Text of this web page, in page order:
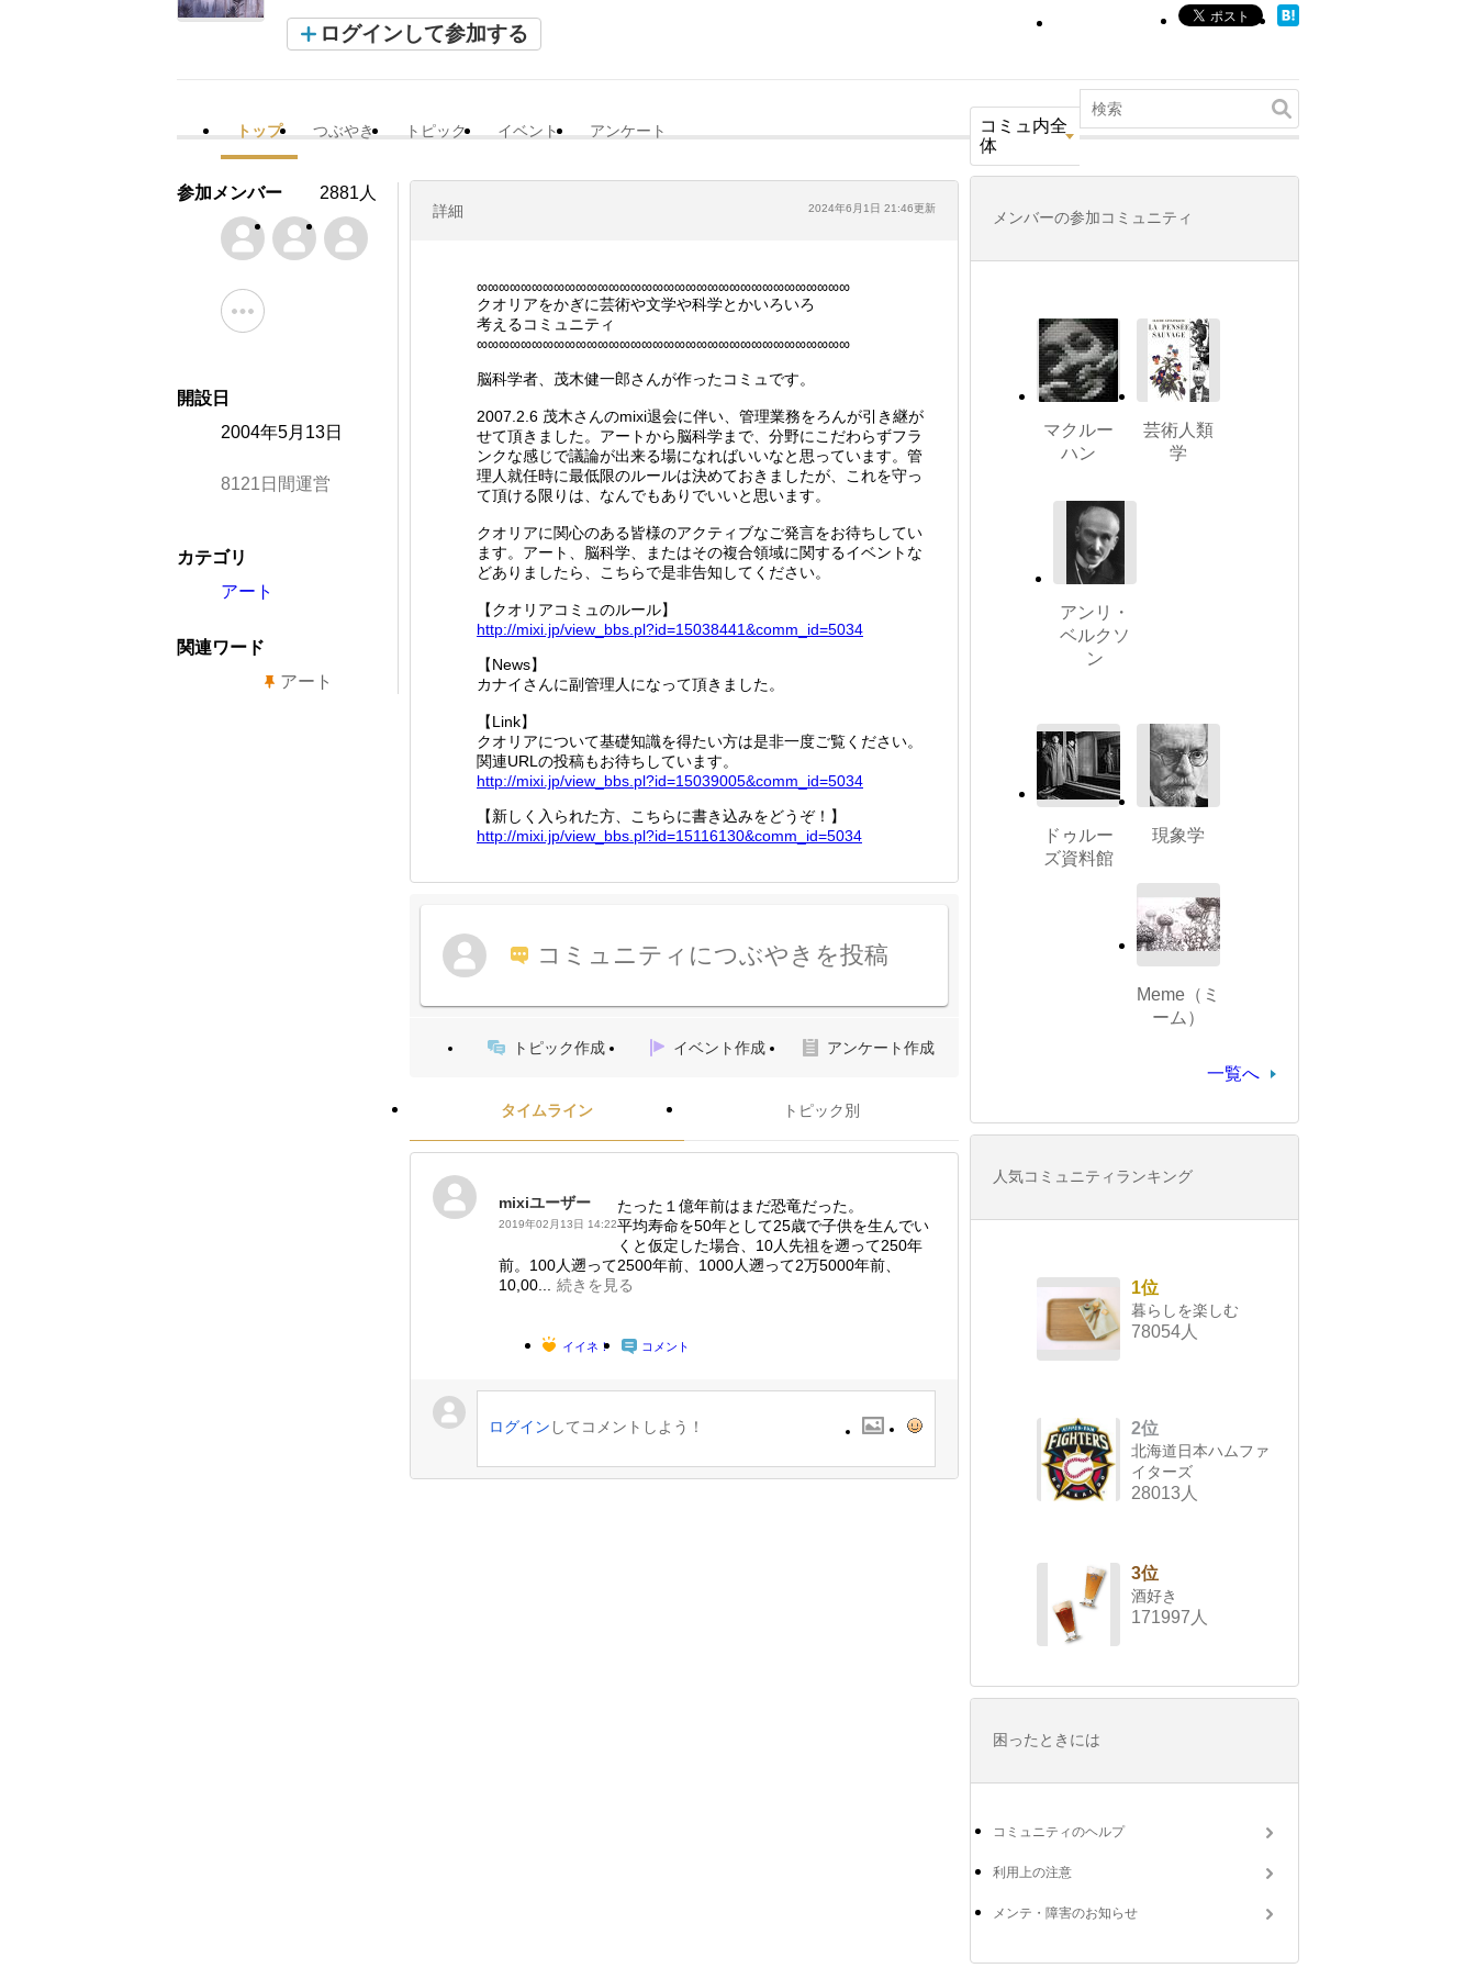
ログインして参加する
トップ つぶやき トピック イベント アンケート
コミュ内全
体
詳細 2024年6月1日 21:46更新
∞∞∞∞∞∞∞∞∞∞∞∞∞∞∞∞∞∞∞∞∞∞∞∞∞∞∞∞∞∞∞∞∞∞
クオリアをかぎに芸術や文学や科学とかいろいろ
考えるコミュニティ
∞∞∞∞∞∞∞∞∞∞∞∞∞∞∞∞∞∞∞∞∞∞∞∞∞∞∞∞∞∞∞∞∞∞
脳科学者、茂木健一郎さんが作ったコミュです。
2007.2.6 茂木さんのmixi退会に伴い、管理業務をろんが引き継が
せて頂きました。アートから脳科学まで、分野にこだわらずフラ
ンクな感じで議論が出来る場になればいいなと思っています。管
理人就任時に最低限のルールは決めておきましたが、これを守っ
て頂ける限りは、なんでもありでいいと思います。
クオリアに関心のある皆様のアクティブなご発言をお待ちしてい
ます。アート、脳科学、またはその複合領域に関するイベントな
どありましたら、こちらで是非告知してください。
【クオリアコミュのルール】
http://mixi.jp/view_bbs.pl?id=15038441&comm_id=5034
【News】
カナイさんに副管理人になって頂きました。
【Link】
クオリアについて基礎知識を得たい方は是非一度ご覧ください。
関連URLの投稿もお待ちしています。
http://mixi.jp/view_bbs.pl?id=15039005&comm_id=5034
【新しく入られた方、こちらに書き込みをどうぞ！】
http://mixi.jp/view_bbs.pl?id=15116130&comm_id=5034
コミュニティにつぶやきを投稿
トピック作成 イベント作成 アンケート作成
タイムライン トピック別
mixiユーザー
2019年02月13日 14:22
たった１億年前はまだ恐竜だった。
平均寿命を50年として25歳で子供を生んでい
くと仮定した場合、10人先祖を遡って250年
前。100人遡って2500年前、1000人遡って2万5000年前、
10,00...
続きを見る
イイネ！ コメント
ログイン してコメントしよう！
参加メンバー 2881人
開設日
2004年5月13日
8121日間運営
カテゴリ
アート
関連ワード
アート
メンバーの参加コミュニティ
マクルー
ハン
芸術人類
学
アンリ・
ベルクソ
ン
ドゥルー
ズ資料館
現象学
Meme（ミ
ーム）
一覧へ
人気コミュニティランキング
1位
暮らしを楽しむ
78054人
2位
北海道日本ハムファ
イターズ
28013人
3位
酒好き
171997人
困ったときには
コミュニティのヘルプ
利用上の注意
メンテ・障害のお知らせ